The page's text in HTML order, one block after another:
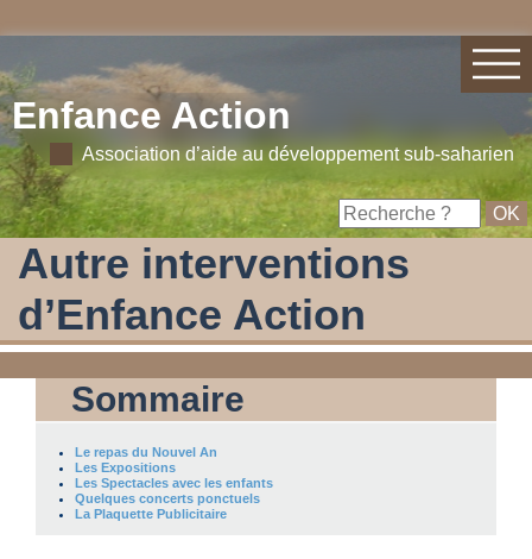
Enfance Action
Association d’aide au développement sub-saharien
Autre interventions
d’Enfance Action
Sommaire
Le repas du Nouvel An
Les Expositions
Les Spectacles avec les enfants
Quelques concerts ponctuels
La Plaquette Publicitaire